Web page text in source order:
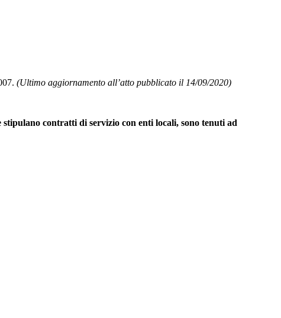
(Ultimo aggiornamento all’atto pubblicato il 14/09/2020)
contratti di servizio con enti locali, sono tenuti ad